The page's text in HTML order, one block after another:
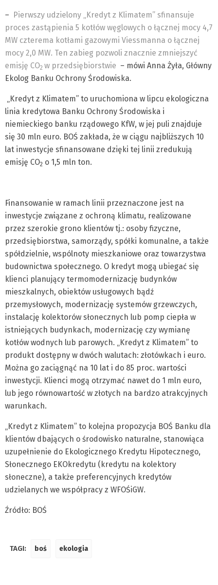
– Pierwszy udzielony „Kredyt z Klimatem” sfinansuje
proces zastąpienia 5 kotłów węglowych o łącznej mocy 4,7
MW czterema kotłami gazowymi Viessmanna o łącznej
mocy 2,0 MW. Ten zabieg pozwoli znacznie zmniejszyć
emisję CO2 w przedsiębiorstwie – mówi Anna Żyła, Główny
Ekolog Banku Ochrony Środowiska.
„Kredyt z Klimatem” to uruchomiona w lipcu ekologiczna
linia kredytowa Banku Ochrony Środowiska i
niemieckiego banku rządowego KfW, w jej puli znajduje
się 30 mln euro. BOŚ zakłada, że w ciągu najbliższych 10
lat inwestycje sfinansowane dzięki tej linii zredukują
emisję CO2 o 1,5 mln ton.
Finansowanie w ramach linii przeznaczone jest na
inwestycje związane z ochroną klimatu, realizowane
przez szerokie grono klientów tj.: osoby fizyczne,
przedsiębiorstwa, samorządy, spółki komunalne, a także
spółdzielnie, wspólnoty mieszkaniowe oraz towarzystwa
budownictwa społecznego. O kredyt mogą ubiegać się
klienci planujący termomodernizację budynków
mieszkalnych, obiektów usługowych bądź
przemysłowych, modernizację systemów grzewczych,
instalację kolektorów słonecznych lub pomp ciepła w
istniejących budynkach, modernizację czy wymianę
kotłów wodnych lub parowych. „Kredyt z Klimatem” to
produkt dostępny w dwóch walutach: złotówkach i euro.
Można go zaciągnąć na 10 lat i do 85 proc. wartości
inwestycji. Klienci mogą otrzymać nawet do 1 mln euro,
lub jego równowartość w złotych na bardzo atrakcyjnych
warunkach.
„Kredyt z Klimatem” to kolejna propozycja BOŚ Banku dla
klientów dbających o środowisko naturalne, stanowiąca
uzupełnienie do Ekologicznego Kredytu Hipotecznego,
Słonecznego EKOkredytu (kredytu na kolektory
słoneczne), a także preferencyjnych kredytów
udzielanych we współpracy z WFOŚiGW.
Źródło: BOŚ
TAGI: boś ekologia